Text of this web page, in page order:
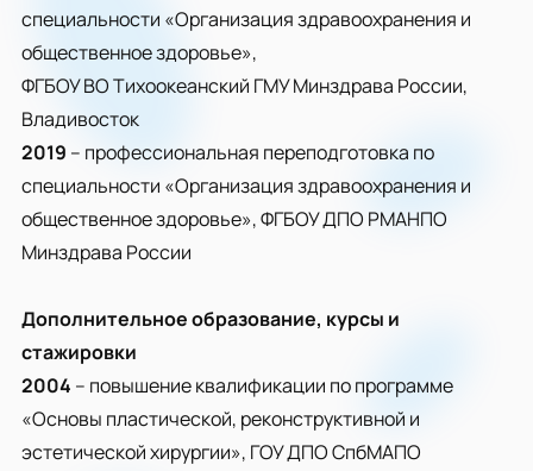
специальности «Организация здравоохранения и
общественное здоровье»,
ФГБОУ ВО Тихоокеанский ГМУ Минздрава России,
Владивосток
2019 – профессиональная переподготовка по
специальности «Организация здравоохранения и
общественное здоровье», ФГБОУ ДПО РМАНПО
Минздрава России
Дополнительное образование, курсы и
стажировки
2004 – повышение квалификации по программе
«Основы пластической, реконструктивной и
эстетической хирургии», ГОУ ДПО СпбМАПО